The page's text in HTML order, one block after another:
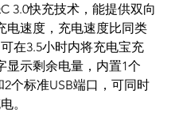
3.0快充技术，能提供双向
电速度，充电速度比同类
在3.5小时内将充电宝充
显示剩余电量，内置1个
2个标准USB端口，可同时
。